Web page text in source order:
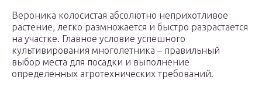
Вероника колосистая абсолютно неприхотливое
растение, легко размножается и быстро разрастается
на участке. Главное условие успешного
культивирования многолетника – правильный
выбор места для посадки и выполнение
определенных агротехнических требований.